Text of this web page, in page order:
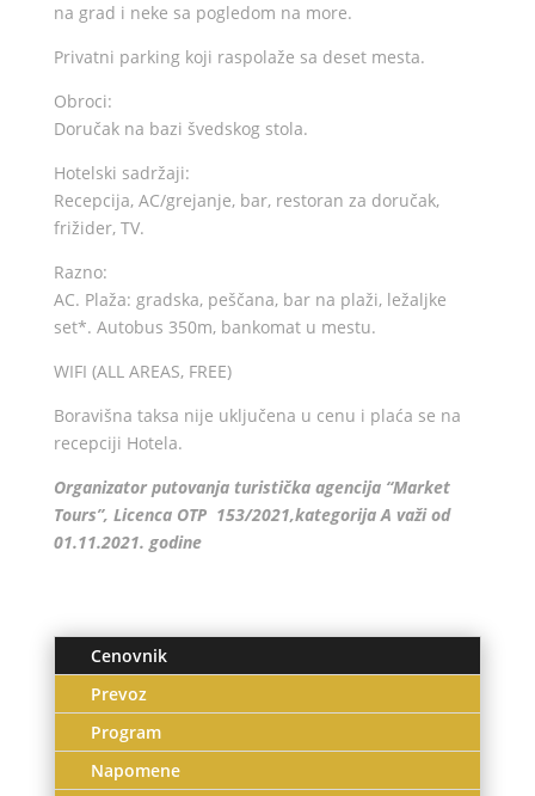
na grad i neke sa pogledom na more.
Privatni parking koji raspolaže sa deset mesta.
Obroci:
Doručak na bazi švedskog stola.
Hotelski sadržaji:
Recepcija, AC/grejanje, bar, restoran za doručak,
frižider, TV.
Razno:
AC. Plaža: gradska, peščana, bar na plaži, ležaljke
set*. Autobus 350m, bankomat u mestu.
WIFI (ALL AREAS, FREE)
Boravišna taksa nije uključena u cenu i plaća se na
recepciji Hotela.
Organizator putovanja turistička agencija “Market
Tours”, Licenca OTP 153/2021,kategorija A važi od
01.11.2021. godine
Cenovnik
Prevoz
Program
Napomene